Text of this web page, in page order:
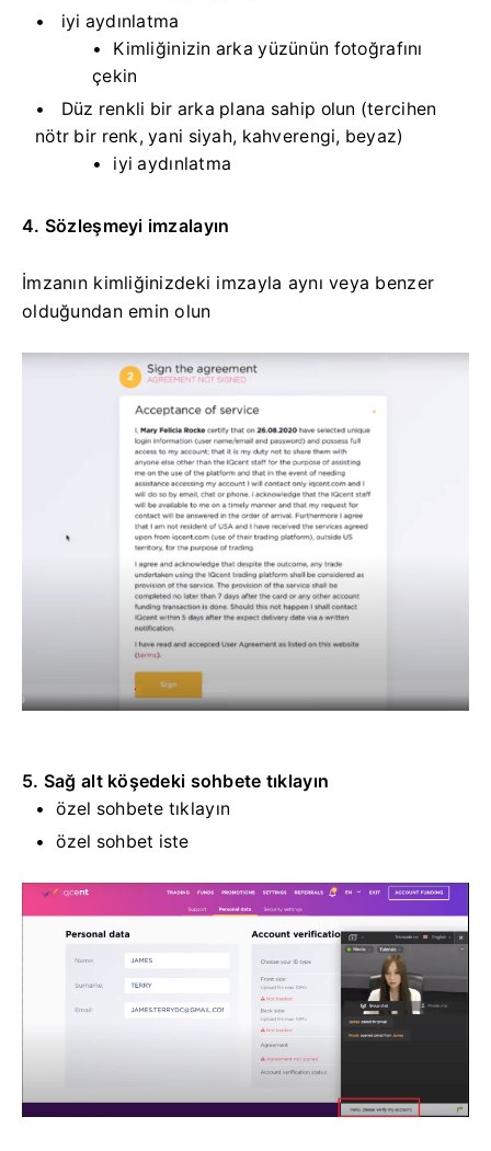
iyi aydınlatma
Kimliğinizin arka yüzünün fotoğrafını
çekin
Düz renkli bir arka plana sahip olun (tercihen
nötr bir renk, yani siyah, kahverengi, beyaz)
iyi aydınlatma
4. Sözleşmeyi imzalayın
İmzanın kimliğinizdeki imzayla aynı veya benzer
olduğundan emin olun
5. Sağ alt köşedeki sohbete tıklayın
özel sohbete tıklayın
özel sohbet iste